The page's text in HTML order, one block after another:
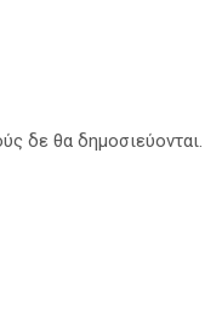
δε θα δημοσιεύονται.